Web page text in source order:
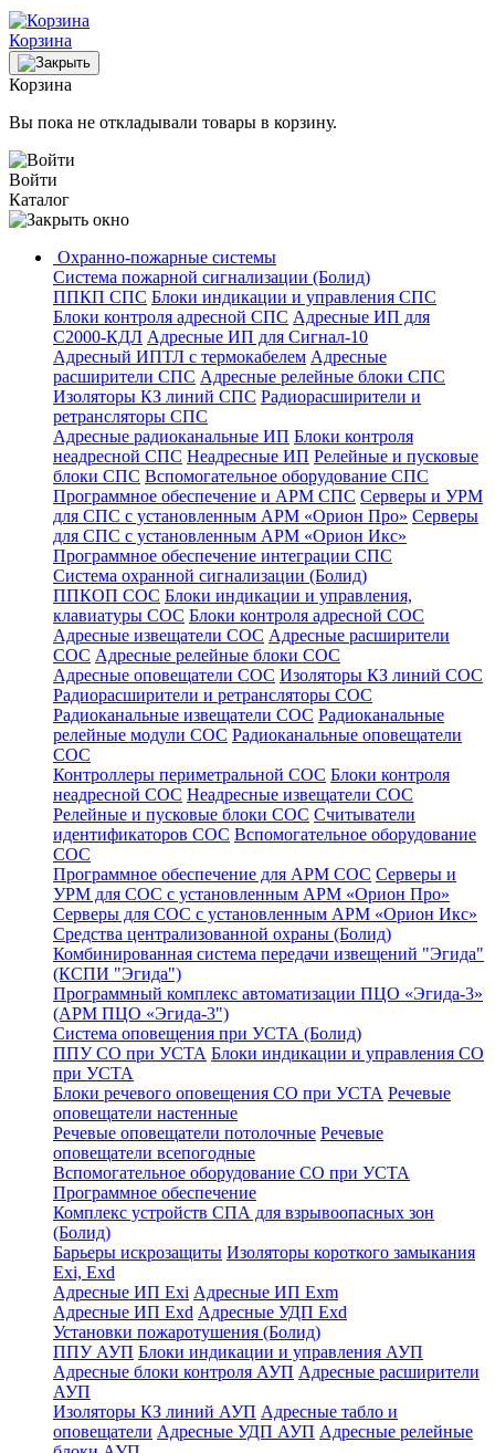
Корзина
Корзина
Вы пока не откладывали товары в корзину.
Войти
Каталог
Охранно-пожарные системы
Система пожарной сигнализации (Болид)
ППКП СПС Блоки индикации и управления СПС
Блоки контроля адресной СПС Адресные ИП для
С2000-КДЛ Адресные ИП для Сигнал-10
Адресный ИПТЛ с термокабелем Адресные
расширители СПС Адресные релейные блоки СПС
Изоляторы КЗ линий СПС Радиорасширители и
ретрансляторы СПС
Адресные радиоканальные ИП Блоки контроля
неадресной СПС Неадресные ИП Релейные и пусковые
блоки СПС Вспомогательное оборудование СПС
Программное обеспечение и АРМ СПС Серверы и УРМ
для СПС с установленным АРМ «Орион Про» Серверы
для СПС с установленным АРМ «Орион Икс»
Программное обеспечение интеграции СПС
Система охранной сигнализации (Болид)
ППКОП СОС Блоки индикации и управления,
клавиатуры СОС Блоки контроля адресной СОС
Адресные извещатели СОС Адресные расширители
СОС Адресные релейные блоки СОС
Адресные оповещатели СОС Изоляторы КЗ линий СОС
Радиорасширители и ретрансляторы СОС
Радиоканальные извещатели СОС Радиоканальные
релейные модули СОС Радиоканальные оповещатели
СОС
Контроллеры периметральной СОС Блоки контроля
неадресной СОС Неадресные извещатели СОС
Релейные и пусковые блоки СОС Считыватели
идентификаторов СОС Вспомогательное оборудование
СОС
Программное обеспечение для АРМ СОС Серверы и
УРМ для СОС с установленным АРМ «Орион Про»
Серверы для СОС с установленным АРМ «Орион Икс»
Средства централизованной охраны (Болид)
Комбинированная система передачи извещений "Эгида"
(КСПИ "Эгида")
Программный комплекс автоматизации ПЦО «Эгида-3»
(АРМ ПЦО «Эгида-3")
Система оповещения при УСТА (Болид)
ППУ СО при УСТА Блоки индикации и управления СО
при УСТА
Блоки речевого оповещения СО при УСТА Речевые
оповещатели настенные
Речевые оповещатели потолочные Речевые
оповещатели всепогодные
Вспомогательное оборудование СО при УСТА
Программное обеспечение
Комплекс устройств СПА для взрывоопасных зон
(Болид)
Барьеры искрозащиты Изоляторы короткого замыкания
Exi, Exd
Адресные ИП Exi Адресные ИП Exm
Адресные ИП Exd Адресные УДП Exd
Установки пожаротушения (Болид)
ППУ АУП Блоки индикации и управления АУП
Адресные блоки контроля АУП Адресные расширители
АУП
Изоляторы КЗ линий АУП Адресные табло и
оповещатели Адресные УДП АУП Адресные релейные